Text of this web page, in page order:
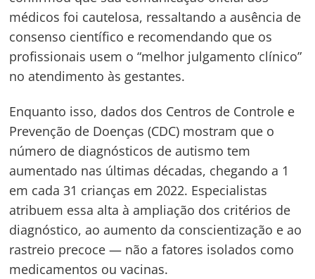
médicos foi cautelosa, ressaltando a ausência de
consenso científico e recomendando que os
profissionais usem o “melhor julgamento clínico”
no atendimento às gestantes.
Enquanto isso, dados dos Centros de Controle e
Prevenção de Doenças (CDC) mostram que o
número de diagnósticos de autismo tem
aumentado nas últimas décadas, chegando a 1
em cada 31 crianças em 2022. Especialistas
atribuem essa alta à ampliação dos critérios de
diagnóstico, ao aumento da conscientização e ao
rastreio precoce — não a fatores isolados como
medicamentos ou vacinas.